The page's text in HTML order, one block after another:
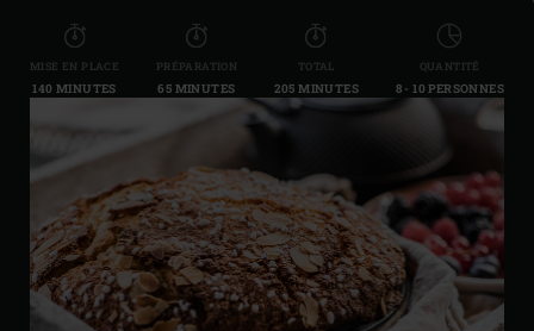
MISE EN PLACE
140 MINUTES
PRÉPARATION
65 MINUTES
TOTAL
205 MINUTES
QUANTITÉ
8 - 10 PERSONNES